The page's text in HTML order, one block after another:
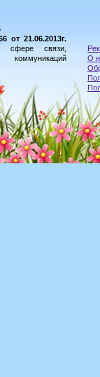
от 21.06.2013г.
сфере связи,
О